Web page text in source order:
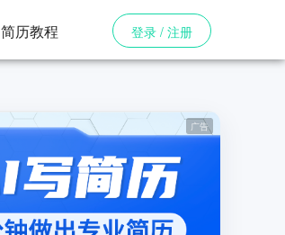
简历教程 登录 / 注册